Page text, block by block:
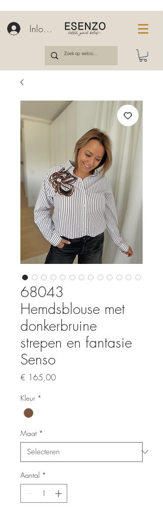
Inloggen
68043
Hemdsblouse met
donkerbruine
strepen en fantasie
Senso
€ 165,00Prijs
Kleur *
Maat *
Aantal *